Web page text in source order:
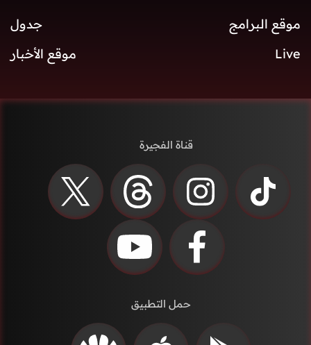
موقع البرامج
جدول
Live
موقع الأخبار
قناة الفجيرة
حمل التطبيق